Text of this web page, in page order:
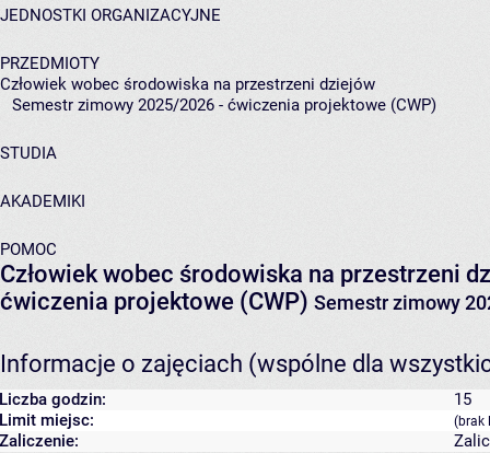
JEDNOSTKI ORGANIZACYJNE
PRZEDMIOTY
Człowiek wobec środowiska na przestrzeni dziejów
Semestr zimowy 2025/2026 - ćwiczenia projektowe (CWP)
STUDIA
AKADEMIKI
POMOC
Człowiek wobec środowiska na przestrzeni
ćwiczenia projektowe (CWP) Semestr zimowy
Informacje o zajęciach (wspólne dla
Liczba godzin:
15
Limit miejsc:
(brak
Zaliczenie: